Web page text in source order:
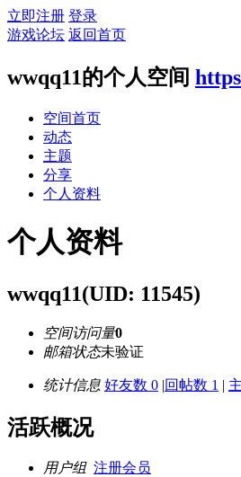
立即注册 登录
游戏论坛 返回首页
wwqq11的个人空间
空间首页
动态
主题
分享
个人资料
个人资料
wwqq11(UID: 11545)
空间访问量0
邮箱状态未验证
统计信息 好友数 0 |回帖数 1 |
活跃概况
用户组 注册会员